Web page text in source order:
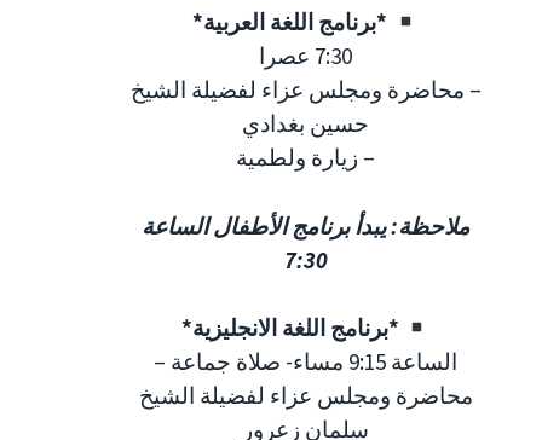
*برنامج اللغة العربية*
7:30 عصرا
– محاضرة ومجلس عزاء لفضيلة الشيخ
حسين بغدادي
– زيارة ولطمية
ملاحظة: يبدأ برنامج الأطفال الساعة
7:30
*برنامج اللغة الانجليزية*
الساعة 9:15 مساء- صلاة جماعة –
محاضرة ومجلس عزاء لفضيلة الشيخ
سلمان زعرور